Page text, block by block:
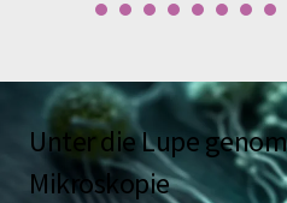
Unter die Lupe
Mikroskopie